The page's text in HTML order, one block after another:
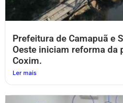
Prefeitura de Camapuã e
Oeste iniciam reforma da
Coxim.
Ler mais